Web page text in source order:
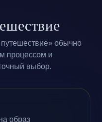
обычно
процессом и
выбор.
образ